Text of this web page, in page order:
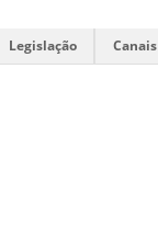
Legislação Canais